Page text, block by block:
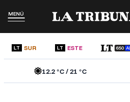
MENÚ
LT SUR LT ESTE
12.2 °C /21 °C